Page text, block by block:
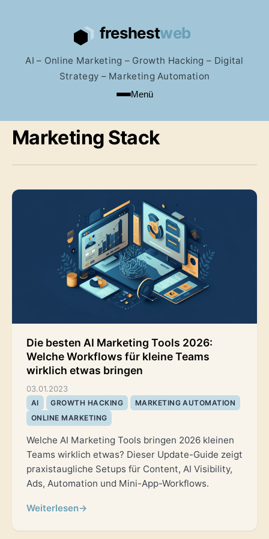
AI – Online Marketing – Growth Hacking – Digital
Strategy – Marketing Automation
Menü
Marketing Stack
Die besten AI Marketing Tools 2026:
Welche Workflows für kleine Teams
wirklich etwas bringen
03.01.2023
AI GROWTH HACKING
MARKETING AUTOMATION
ONLINE MARKETING
Welche AI Marketing Tools bringen 2026 kleinen
Teams wirklich etwas? Dieser Update-Guide zeigt
praxistaugliche Setups für Content, AI Visibility,
Ads, Automation und Mini-App-Workflows.
Weiterlesen→